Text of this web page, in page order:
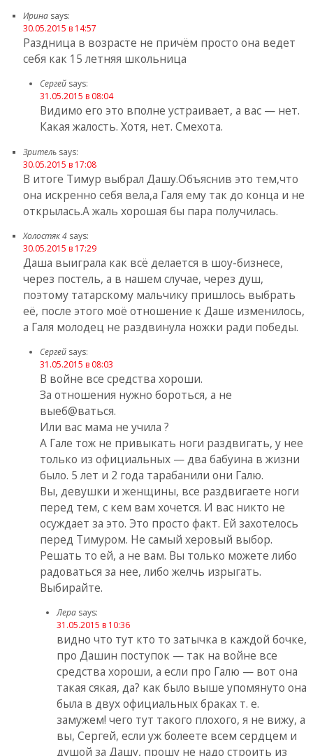
Ирина says:
30.05.2015 в 14:57
Раздница в возрасте не причём просто она ведет
себя как 15 летняя школьница
Сергей says:
31.05.2015 в 08:04
Видимо его это вполне устраивает, а вас — нет.
Какая жалость. Хотя, нет. Смехота.
Зритель says:
30.05.2015 в 17:08
В итоге Тимур выбрал Дашу.Объяснив это тем,что
она искренно себя вела,а Галя ему так до конца и не
открылась.А жаль хорошая бы пара получилась.
Холостяк 4 says:
30.05.2015 в 17:29
Даша выиграла как всё делается в шоу-бизнесе,
через постель, а в нашем случае, через душ,
поэтому татарскому мальчику пришлось выбрать
её, после этого моё отношение к Даше изменилось,
а Галя молодец не раздвинула ножки ради победы.
Сергей says:
31.05.2015 в 08:03
В войне все средства хороши.
За отношения нужно бороться, а не
выеб@ваться.
Или вас мама не учила ?
А Гале тож не привыкать ноги раздвигать, у нее
только из официальных — два бабуина в жизни
было. 5 лет и 2 года тарабанили они Галю.
Вы, девушки и женщины, все раздвигаете ноги
перед тем, с кем вам хочется. И вас никто не
осуждает за это. Это просто факт. Ей захотелось
перед Тимуром. Не самый херовый выбор.
Решать то ей, а не вам. Вы только можете либо
радоваться за нее, либо желчь изрыгать.
Выбирайте.
Лера says:
31.05.2015 в 10:36
видно что тут кто то затычка в каждой бочке,
про Дашин поступок — так на войне все
средства хороши, а если про Галю — вот она
такая сякая, да? как было выше упомянуто она
была в двух официальных браках т. е.
замужем! чего тут такого плохого, я не вижу, а
вы, Сергей, если уж болеете всем сердцем и
душой за Дашу, прошу не надо строить из